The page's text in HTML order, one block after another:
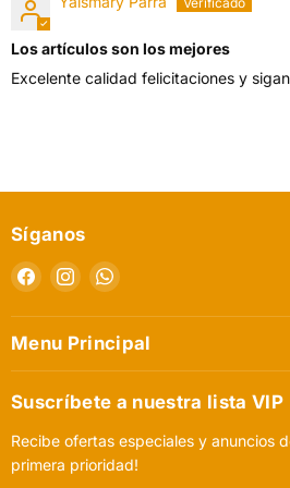
Los artículos son los mejores
Excelente calidad felicitaciones y
Síganos
Encuéntrenos
en
Facebook
Encuéntrenos
en
Instagram
Encuéntrenos
WhatsApp
Menu Principal
Suscríbete a nuestra lista VIP
Recibe ofertas especiales y anuncios
primera prioridad!